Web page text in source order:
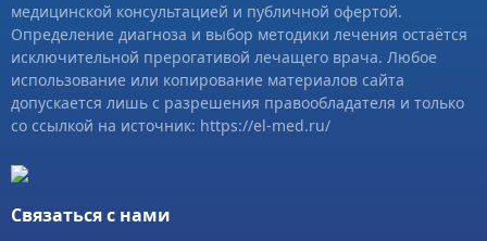
медицинской консультацией и публичной офертой.
Определение диагноза и выбор методики лечения остаётся
исключительной прерогативой лечащего врача. Любое
использование или копирование материалов сайта
допускается лишь с разрешения правообладателя и только
со ссылкой на источник: https://el-med.ru/
Связаться с нами